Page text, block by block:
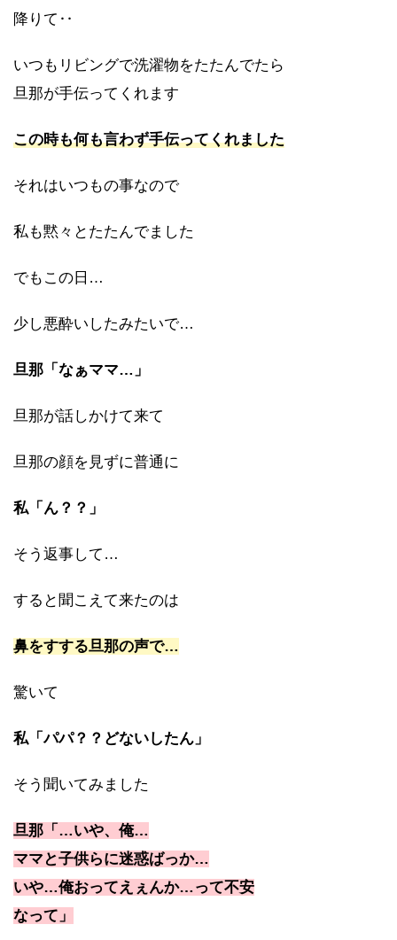
降りて‥
いつもリビングで洗濯物をたたんでたら
旦那が手伝ってくれます
この時も何も言わず手伝ってくれました
それはいつもの事なので
私も黙々とたたんでました
でもこの日…
少し悪酔いしたみたいで…
旦那「なぁママ…」
旦那が話しかけて来て
旦那の顔を見ずに普通に
私「ん？？」
そう返事して…
すると聞こえて来たのは
鼻をすする旦那の声で…
驚いて
私「パパ？？どないしたん」
そう聞いてみました
旦那「…いや、俺…
ママと子供らに迷惑ばっか…
いや…俺おってえぇんか…って不安
なって」